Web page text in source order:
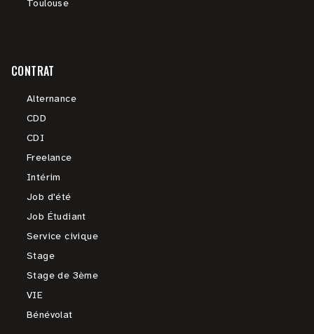
Toulouse
CONTRAT
Alternance
CDD
CDI
Freelance
Intérim
Job d'été
Job Étudiant
Service civique
Stage
Stage de 3ème
VIE
Bénévolat